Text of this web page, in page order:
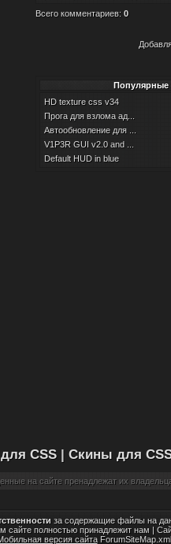
Всего комментариев: 0
HD texture css v34
Прога для взлома ад...
Автообновление для ...
V1P3R GUI v2.0 and ...
Default HUD in blue
CSS | Скины для
на сайте пренадлежат их
за содержащие файлы на
сайте полностью принадлежит нам |
версия сайта ForumSiteMap.xml